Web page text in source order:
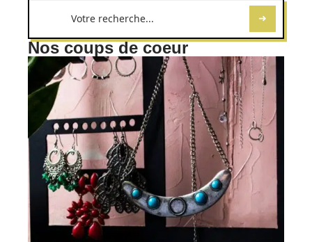
Nos coups de coeur